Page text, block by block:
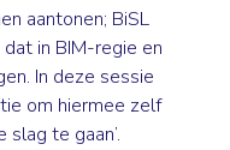
aantonen; BiSL
in BIM-regie en
In deze sessie
om hiermee zelf
te gaan’.